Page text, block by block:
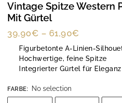
Vintage Spitze Western
Mit Gürtel
39,90€ – 61,90€
Figurbetonte A-Linien-
Hochwertige, feine Spitze
Integrierter Gürtel für Eleganz
FARBE: No selection